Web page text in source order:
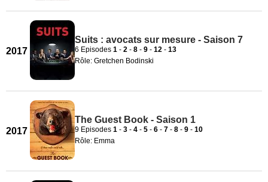
2017
Suits : avocats sur mesure - Saison 7
6 Episodes 1 - 2 - 8 - 9 - 12 - 13
Rôle: Gretchen Bodinski
2017
The Guest Book - Saison 1
9 Episodes 1 - 3 - 4 - 5 - 6 - 7 - 8 - 9 - 10
Rôle: Emma